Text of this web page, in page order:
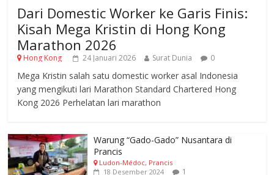
Dari Domestic Worker ke Garis Finis:
Kisah Mega Kristin di Hong Kong
Marathon 2026
Hong Kong 24 Januari 2026 Surat Dunia 0
Mega Kristin salah satu domestic worker asal Indonesia
yang mengikuti lari Marathon Standard Chartered Hong
Kong 2026 Perhelatan lari marathon
Warung “Gado-Gado” Nusantara di
Prancis
Ludon-Médoc, Prancis
18 Desember 2024
1